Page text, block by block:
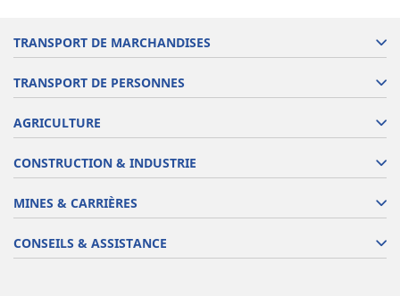
TRANSPORT DE MARCHANDISES
TRANSPORT DE PERSONNES
AGRICULTURE
CONSTRUCTION & INDUSTRIE
MINES & CARRIÈRES
CONSEILS & ASSISTANCE